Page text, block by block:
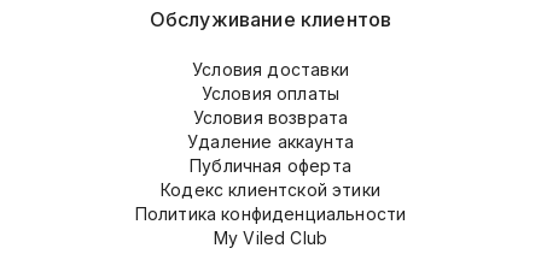
Обслуживание клиентов
Условия доставки
Условия оплаты
Условия возврата
Удаление аккаунта
Публичная оферта
Кодекс клиентской этики
Политика конфиденциальности
My Viled Club